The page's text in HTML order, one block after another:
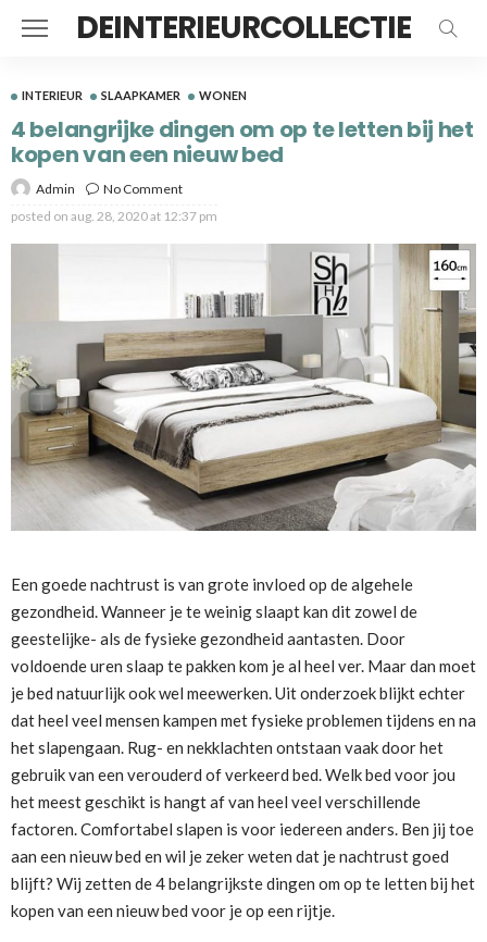
DEINTERIEURCOLLECTIE
INTERIEUR SLAAPKAMER WONEN
4 belangrijke dingen om op te letten bij het
kopen van een nieuw bed
Admin
No Comment
posted on aug. 28, 2020 at 12:37 pm
Een goede nachtrust is van grote invloed op de algehele
gezondheid. Wanneer je te weinig slaapt kan dit zowel de
geestelijke- als de fysieke gezondheid aantasten. Door
voldoende uren slaap te pakken kom je al heel ver. Maar dan moet
je bed natuurlijk ook wel meewerken. Uit onderzoek blijkt echter
dat heel veel mensen kampen met fysieke problemen tijdens en na
het slapengaan. Rug- en nekklachten ontstaan vaak door het
gebruik van een verouderd of verkeerd bed. Welk bed voor jou
het meest geschikt is hangt af van heel veel verschillende
factoren. Comfortabel slapen is voor iedereen anders. Ben jij toe
aan een nieuw bed en wil je zeker weten dat je nachtrust goed
blijft? Wij zetten de 4 belangrijkste dingen om op te letten bij het
kopen van een nieuw bed voor je op een rijtje.